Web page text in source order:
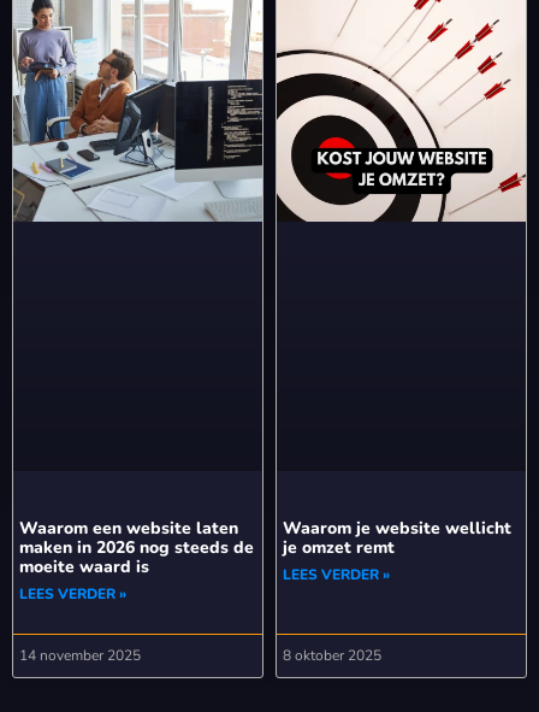
Waarom een website laten
maken in 2026 nog steeds de
moeite waard is
LEES VERDER »
14 november 2025
Waarom je website wellicht
je omzet remt
LEES VERDER »
8 oktober 2025